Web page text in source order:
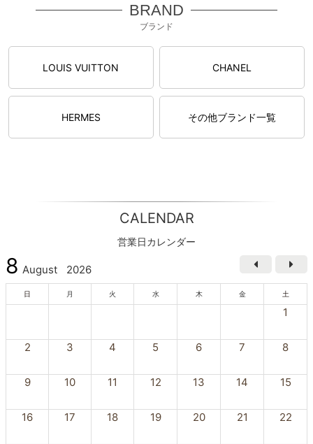
BRAND
ブランド
LOUIS VUITTON CHANEL
HERMES その他ブランド一覧
CALENDAR
営業日カレンダー
8 August 2026
日 月 火 水 木 金 土
1
2 3 4 5 6 7 8
9 10 11 12 13 14 15
16 17 18 19 20 21 22